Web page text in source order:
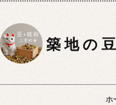
築 地 の
ホ